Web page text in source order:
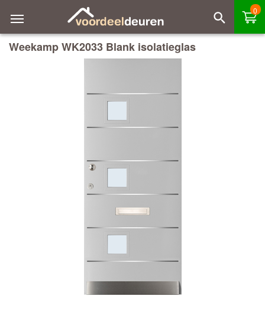
0
Weekamp WK2033 Blank isolatieglas